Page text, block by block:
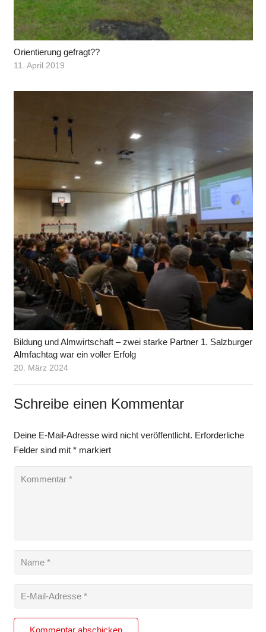
Orientierung gefragt??
11. April 2019
Bildung und Almwirtschaft – zwei starke Partner 1. Salzburger
Almfachtag war ein voller Erfolg
20. März 2024
Schreibe einen Kommentar
Deine E-Mail-Adresse wird nicht veröffentlicht. Erforderliche
Felder sind mit *markiert
Kommentar abschicken